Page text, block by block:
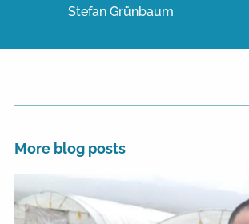
Stefan Grünbaum
More blog posts